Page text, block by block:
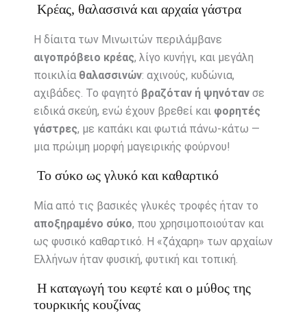
Κρέας, θαλασσινά και αρχαία γάστρα
Η δίαιτα των Μινωιτών περιλάμβανε
αιγοπρόβειο κρέας, λίγο κυνήγι, και μεγάλη
ποικιλία θαλασσινών: αχινούς, κυδώνια,
αχιβάδες. Το φαγητό βραζόταν ή ψηνότανσε
ειδικά σκεύη, ενώ έχουν βρεθεί και φορητές
γάστρες, με καπάκι και φωτιά πάνω-κάτω —
μια πρώιμη μορφή μαγειρικής φούρνου!
Το σύκο ως γλυκό και καθαρτικό
Μία από τις βασικές γλυκές τροφές ήταν το
αποξηραμένο σύκο, που χρησιμοποιούταν και
ως φυσικό καθαρτικό. Η «ζάχαρη» των αρχαίων
Ελλήνων ήταν φυσική, φυτική και τοπική.
Η καταγωγή του κεφτέ και ο μύθος της
τουρκικής κουζίνας